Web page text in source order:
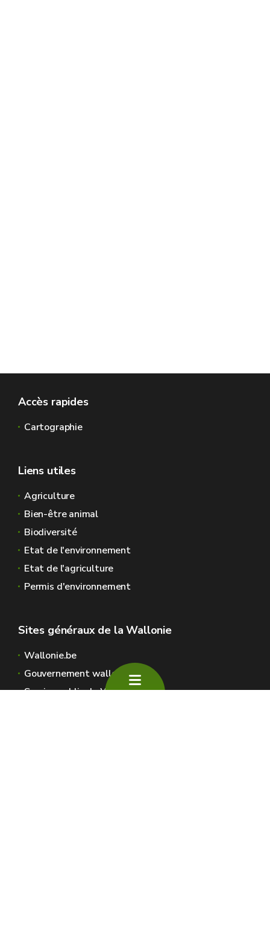
Accès rapides
Cartographie
Liens utiles
Agriculture
Bien-être animal
Biodiversité
Etat de l'environnement
Etat de l'agriculture
Permis d'environnement
Sites généraux de la Wallonie
Wallonie.be
Gouvernement wallon
Service public de Wallonie